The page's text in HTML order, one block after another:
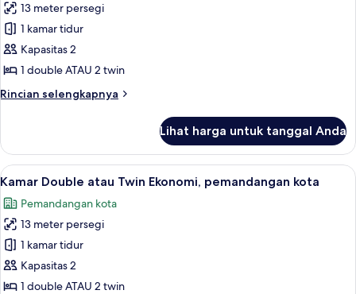
laut
untuk
Kamar
Double
atau
pemandangan
13 meter persegi
1 kamar tidur
Kapasitas 2
1 double ATAU 2 twin
Rincian selengkapnya
Rincian
Kamar
Double
atau
pemandangan
laut
terbatas
Lihat harga untuk tanggal Anda
Lihat
semua
foto
untuk
Kamar
Double
atau
Kamar Double atau Twin Ekonomi,
5
Kamar Double atau Twin Ekonomi, pemandangan kota
Pemandangan kota
13 meter persegi
1 kamar tidur
Kapasitas 2
1 double ATAU 2 twin